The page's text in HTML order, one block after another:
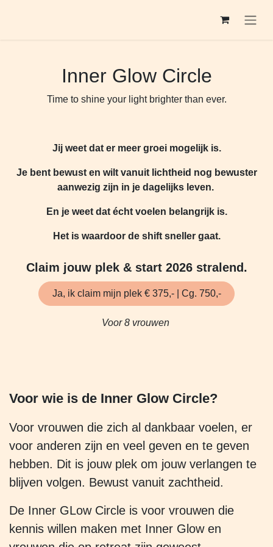
Inner Glow Circle
Time to shine your light brighter than ever.
Jij weet dat er meer groei mogelijk is.
Je bent bewust en wilt vanuit lichtheid nog bewuster
aanwezig zijn in je dagelijks leven.
En je weet dat écht voelen belangrijk is.
Het is waardoor de shift sneller gaat.
Claim jouw plek & start 2026 stralend.
Ja, ik claim mijn plek € 375,- | Cg. 750,-
Voor 8 vrouwen
Voor wie is de Inner Glow Circle?
Voor vrouwen die zich al dankbaar voelen, er
voor anderen zijn en veel geven en te geven
hebben. Dit is jouw plek om jouw verlangen te
blijven volgen. Bewust vanuit zachtheid.
De Inner GLow Circle is voor vrouwen die
kennis willen maken met Inner Glow en